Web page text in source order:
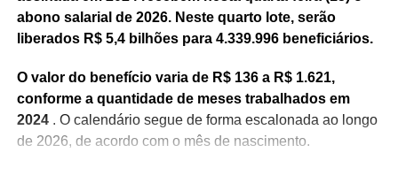
abono salarial de 2026. Neste quarto lote, serão
liberados R$ 5,4 bilhões para 4.339.996 beneficiários.
O valor do benefício varia de R$ 136 a R$ 1.621,
conforme a quantidade de meses trabalhados em
2024. O calendário segue de forma escalonada ao longo
de 2026, de acordo com o mês de nascimento.